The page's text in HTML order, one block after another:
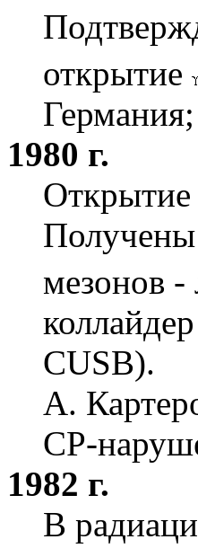
открытие
1980 г.
Открытие
Получены
мезонов -
CUSB).
А.
CP-
1982 г.
В